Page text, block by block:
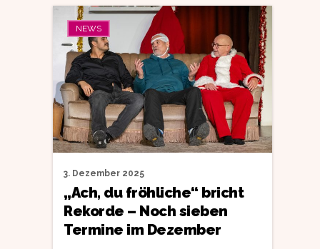
NEWS
3. Dezember 2025
„Ach, du fröhliche“ bricht
Rekorde – Noch sieben
Termine im Dezember